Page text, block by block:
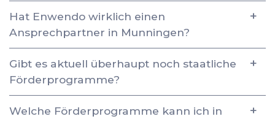
Hat Enwendo wirklich einen
Ansprechpartner in Munningen?
Gibt es aktuell überhaupt noch staatliche
Förderprogramme?
Welche Förderprogramme kann ich in